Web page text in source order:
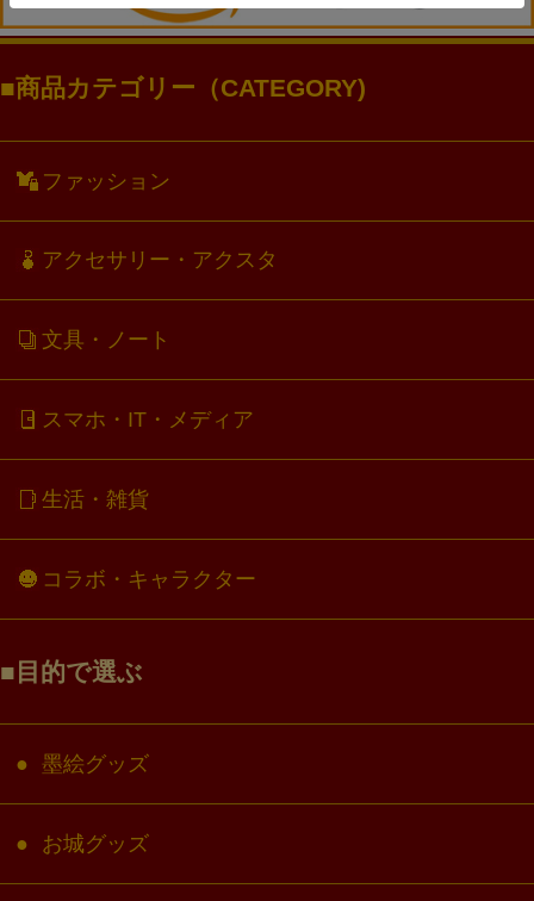
商品カテゴリー（CATEGORY)
ファッション
アクセサリー・アクスタ
文具・ノート
スマホ・IT・メディア
生活・雑貨
コラボ・キャラクター
目的で選ぶ
墨絵グッズ
お城グッズ